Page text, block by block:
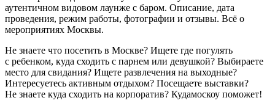
аутентичном видовом лаунже с баром. Описание, дата
проведения, режим работы, фотографии и отзывы. Всё о
мероприятиях Москвы.
Не знаете что посетить в Москве? Ищете где погулять
с ребенком, куда сходить с парнем или девушкой? Выбираете
место для свидания? Ищете развлечения на выходные?
Интересуетесь активным отдыхом? Посещаете выставки?
Не знаете куда сходить на корпоратив? Кудамоскоу поможет!